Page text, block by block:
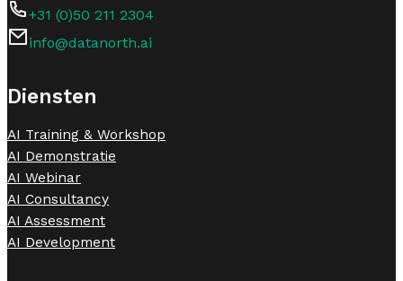
+31 (0)50 211 2304
info@datanorth.ai
Diensten
AI Training & Workshop
AI Demonstratie
AI Webinar
AI Consultancy
AI Assessment
AI Development